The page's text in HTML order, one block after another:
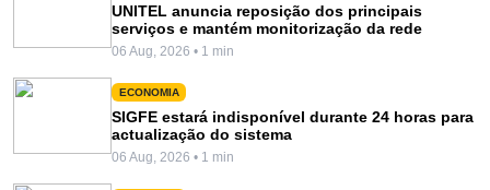
UNITEL anuncia reposição dos principais
serviços e mantém monitorização da rede
06 Aug, 2026 • 1 min
ECONOMIA
SIGFE estará indisponível durante 24 horas para
actualização do sistema
06 Aug, 2026 • 1 min